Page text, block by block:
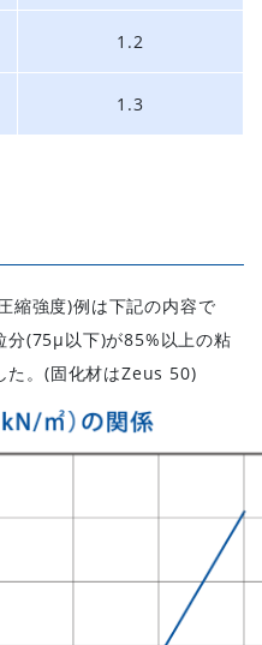
1.2
1.3
縮強度)例は下記の内容で
分(75μ以下)が85%以上の粘
た。(固化材はZeus 50)